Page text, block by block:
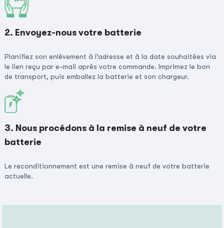
2. Envoyez-nous votre batterie
Planifiez son enlèvement à l’adresse et à la date souhaitées via
le lien reçu par e-mail après votre commande. Imprimez le bon
de transport, puis emballez la batterie et son chargeur.
3. Nous procédons à la remise à neuf de votre
batterie
Le reconditionnement est une remise à neuf de votre batterie
actuelle.